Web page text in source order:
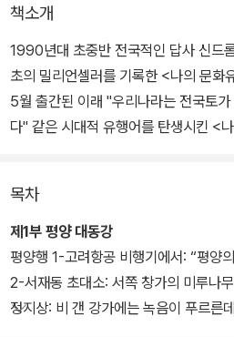
책소개
1990년대 초중반 전국적인 답사 신드
초의 밀리언셀러를 기록한 <나의 문
5월 출간된 이래 "우리나라는 전국토
다" 같은 시대적 유행어를 탄생시킨 <
새로 출간된 개정판 세트에서는 1,000
컬러로 바꾸어 시원하고 아름다운 본
간 당시의 원문을 다듬으면서 새로운
추가하고 오류가 있는 부분은 바로잡
목차
제1부 평양 대동강
평양행 1-고려항공 비행기에서: “평양
2-서재동 초대소: 서쪽 창가의 미루나
정지상: 비 갠 강가에는 녹음이 푸르른